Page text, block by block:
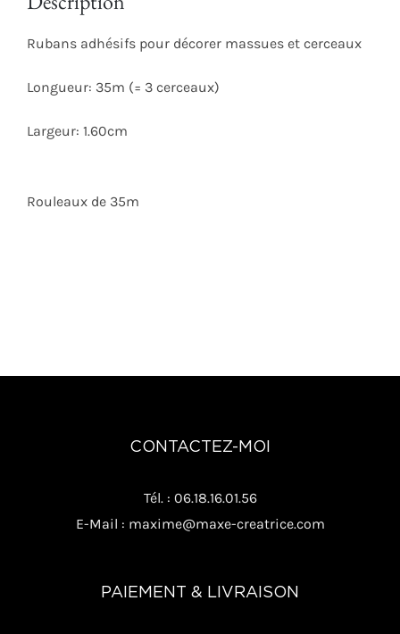
Rubans adhésifs pour décorer massues et cerceaux
Longueur: 35m (= 3 cerceaux)
Largeur: 1.60cm
Rouleaux de 35m
CONTACTEZ-MOI
Tél. : 06.18.16.01.56
E-Mail : maxime@maxe-creatrice.com
PAIEMENT & LIVRAISON